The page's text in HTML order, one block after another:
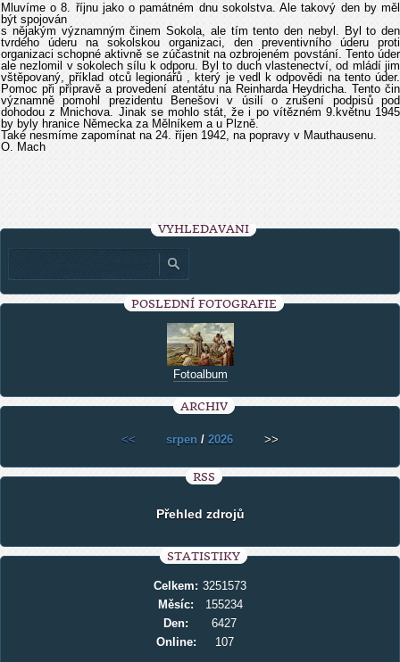
Mluvíme o 8. říjnu jako o památném dnu sokolstva. Ale takový den by měl
být spojován
s nějakým významným činem Sokola, ale tím tento den nebyl. Byl to den
tvrdého úderu na sokolskou organizaci, den preventivního úderu proti
organizaci schopné aktivně se zúčastnit na ozbrojeném povstání. Tento úder
ale nezlomil v sokolech sílu k odporu. Byl to duch vlastenectví, od mládí jim
vštěpovaný, příklad otců legionářů , který je vedl k odpovědi na tento úder.
Pomoc při přípravě a provedení atentátu na Reinharda Heydricha. Tento čin
významně pomohl prezidentu Benešovi v úsilí o zrušení podpisů pod
dohodou z Mnichova. Jinak se mohlo stát, že i po vítězném 9.květnu 1945
by byly hranice Německa za Mělníkem a u Plzně.
Také nesmíme zapomínat na 24. říjen 1942, na popravy v Mauthausenu.
O. Mach
VYHLEDÁVÁNÍ
POSLEDNÍ FOTOGRAFIE
Fotoalbum
ARCHIV
<< srpen / 2026 >>
RSS
Přehled zdrojů
STATISTIKY
Online: 107
Celkem: 3251573
Měsíc:
155234
Den:
6427